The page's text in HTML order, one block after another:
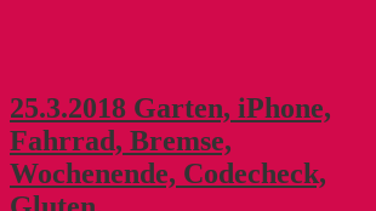
25.3.2018 Garten, iPhone,
Fahrrad, Bremse,
Wochenende, Codecheck,